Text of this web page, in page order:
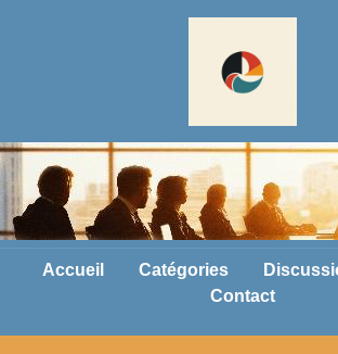
Accueil Catégories
Contact